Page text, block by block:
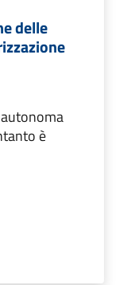
delle
è